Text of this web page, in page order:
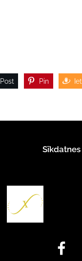
Post Pin
Sīkdatnes